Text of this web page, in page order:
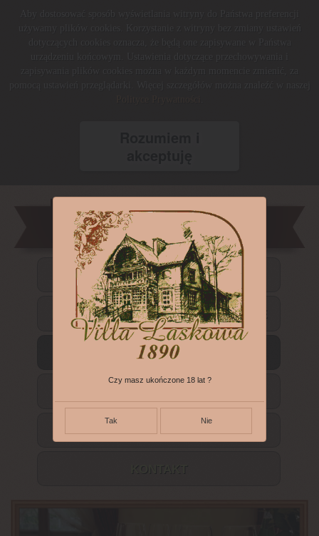
STRONA GŁÓWNA
POKOJE GOŚCINNE I KONFERENCJE
WINA WŁOSKIE
O NAS
Czy masz ukończone 18 lat ?
Tak Nie